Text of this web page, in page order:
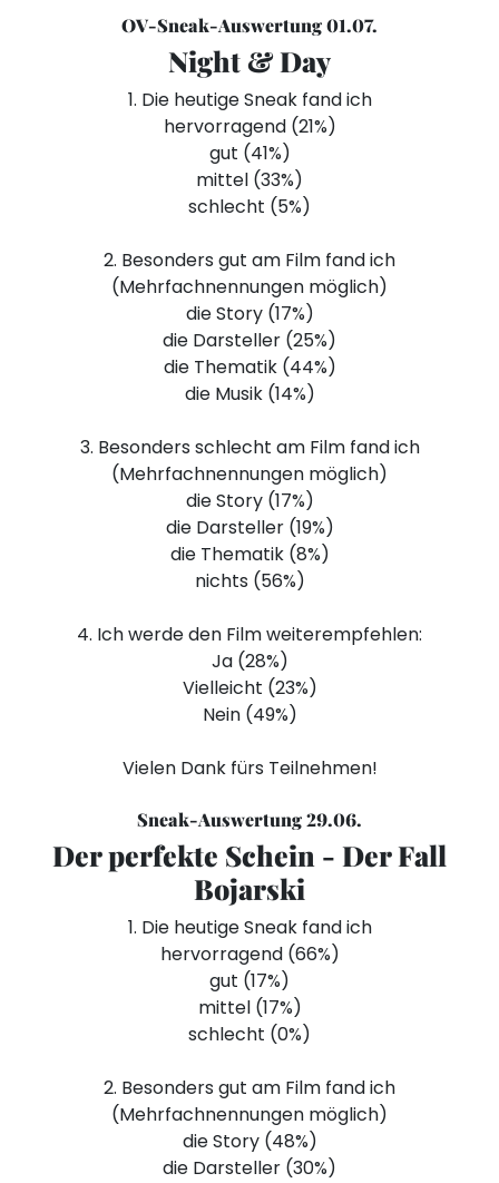
OV-Sneak-Auswertung 01.07.
Night & Day
1. Die heutige Sneak fand ich
hervorragend (21%)
gut (41%)
mittel (33%)
schlecht (5%)
2. Besonders gut am Film fand ich
(Mehrfachnennungen möglich)
die Story (17%)
die Darsteller (25%)
die Thematik (44%)
die Musik (14%)
3. Besonders schlecht am Film fand ich
(Mehrfachnennungen möglich)
die Story (17%)
die Darsteller (19%)
die Thematik (8%)
nichts (56%)
4. Ich werde den Film weiterempfehlen:
Ja (28%)
Vielleicht (23%)
Nein (49%)
Vielen Dank fürs Teilnehmen!
Sneak-Auswertung 29.06.
Der perfekte Schein - Der Fall
Bojarski
1. Die heutige Sneak fand ich
hervorragend (66%)
gut (17%)
mittel (17%)
schlecht (0%)
2. Besonders gut am Film fand ich
(Mehrfachnennungen möglich)
die Story (48%)
die Darsteller (30%)